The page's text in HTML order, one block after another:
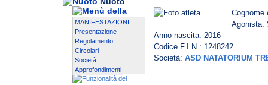
MANIFESTAZIONI
Presentazione
Regolamento
Circolari
Società
Approfondimenti
Agonista:
Anno nascita: 2016
Codice F.I.N.: 1248242
Società: ASD NATATORIUM